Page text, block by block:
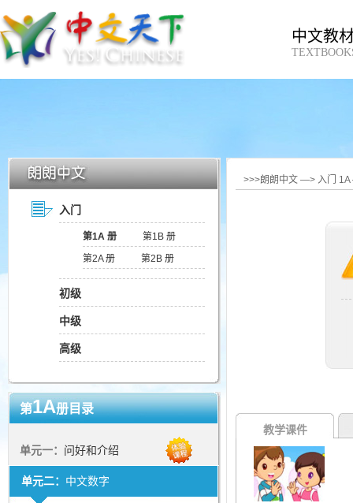
中文教
入门
第1A 册
第1B 册
第2A 册
第2B 册
初级
中级
高级
第1A册目录
单元一： 问好和介绍
单元二： 中文数字
>>>朗朗中文 —> 入门
教学课件